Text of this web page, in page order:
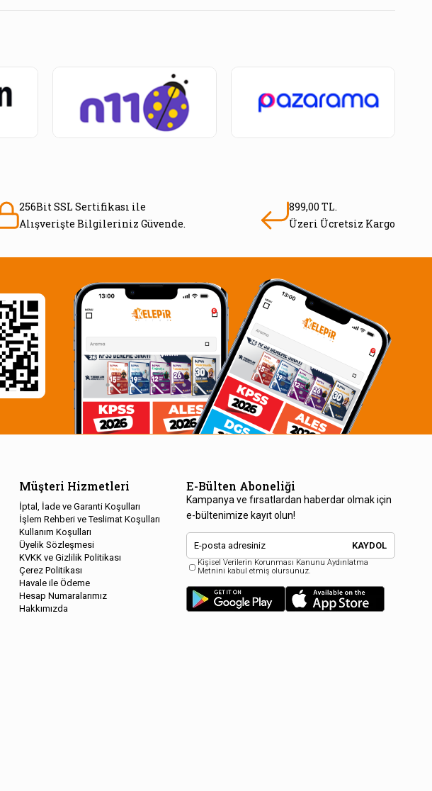
256Bit SSL Sertifikası ile
Alışverişte Bilgileriniz Güvende.
899,00 TL.
Üzeri Ücretsiz Kargo
Müşteri Hizmetleri
İptal, İade ve Garanti Koşulları
İşlem Rehberi ve Teslimat Koşulları
Kullanım Koşulları
Üyelik Sözleşmesi
KVKK ve Gizlilik Politikası
Çerez Politikası
Havale ile Ödeme
Hesap Numaralarımız
Hakkımızda
E-Bülten Aboneliği
Kampanya ve fırsatlardan haberdar olmak için
e-bültenimize kayıt olun!
KAYDOL
Kişisel Verilerin Korunması Kanunu Aydınlatma
Metnini kabul etmiş olursunuz.